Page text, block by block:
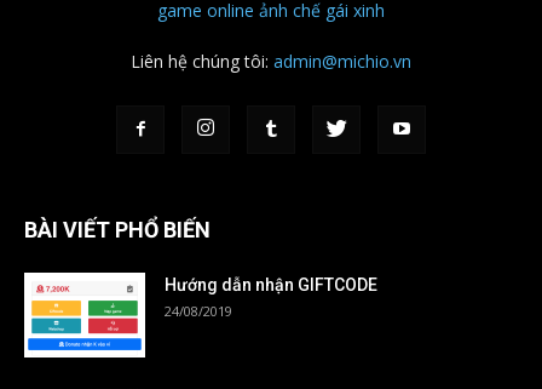
game online ảnh chế gái xinh
Liên hệ chúng tôi: admin@michio.vn
BÀI VIẾT PHỔ BIẾN
Hướng dẫn nhận GIFTCODE
24/08/2019